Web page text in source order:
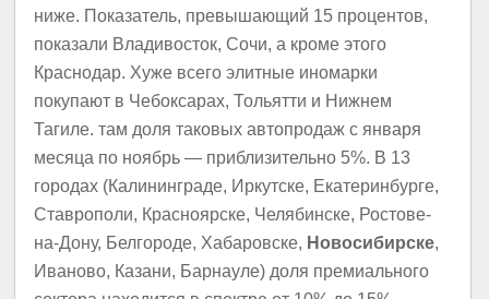
ниже. Показатель, превышающий 15 процентов,
показали Владивосток, Сочи, а кроме этого
Краснодар. Хуже всего элитные иномарки
покупают в Чебоксарах, Тольятти и Нижнем
Тагиле. там доля таковых автопродаж с января
месяца по ноябрь — приблизительно 5%. В 13
городах (Калининграде, Иркутске, Екатеринбурге,
Ставрополи, Красноярске, Челябинске, Ростове-
на-Дону, Белгороде, Хабаровске, Новосибирске,
Иваново, Казани, Барнауле) доля премиального